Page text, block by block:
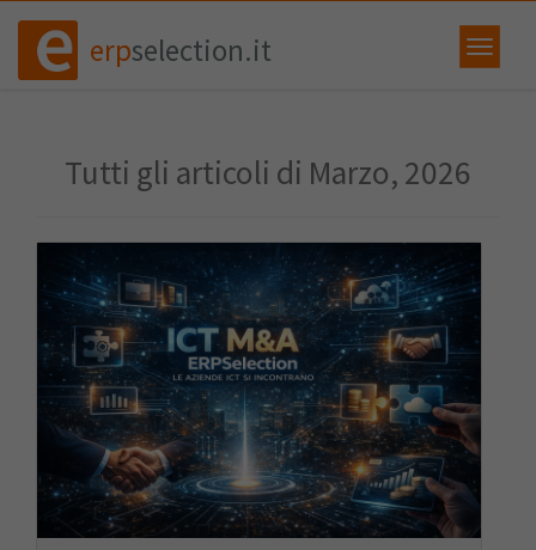
erpselection.it
Tutti gli articoli di Marzo, 2026